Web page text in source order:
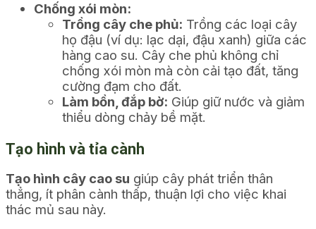
Chống xói mòn:
Trồng cây che phủ: Trồng các loại cây
họ đậu (ví dụ: lạc dại, đậu xanh) giữa các
hàng cao su. Cây che phủ không chỉ
chống xói mòn mà còn cải tạo đất, tăng
cường đạm cho đất.
Làm bồn, đắp bờ: Giúp giữ nước và giảm
thiểu dòng chảy bề mặt.
Tạo hình và tỉa cành
Tạo hình cây cao su giúp cây phát triển thân
thẳng, ít phân cành thấp, thuận lợi cho việc khai
thác mủ sau này.